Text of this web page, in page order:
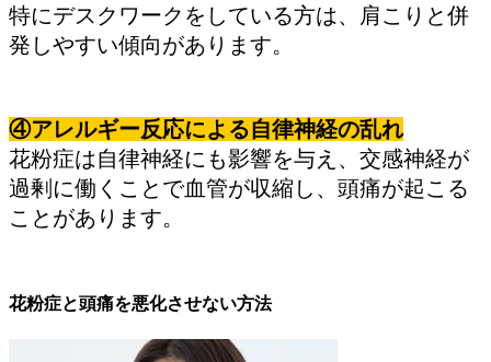
特にデスクワークをしている方は、肩こりと併
発しやすい傾向があります。
④アレルギー反応による自律神経の乱れ
花粉症は自律神経にも影響を与え、交感神経が
過剰に働くことで血管が収縮し、頭痛が起こる
ことがあります。
花粉症と頭痛を悪化させない方法